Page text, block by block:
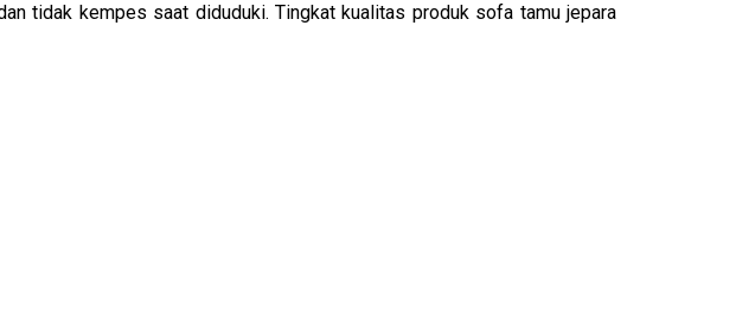
tidak kempes saat diduduki. Tingkat kualitas produk sofa tamu jepara